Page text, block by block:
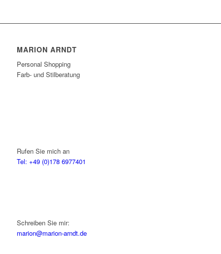
MARION ARNDT
Personal Shopping
Farb- und Stilberatung
Rufen Sie mich an
Tel: +49 (0)178 6977401
Schreiben Sie mir:
marion@marion-arndt.de